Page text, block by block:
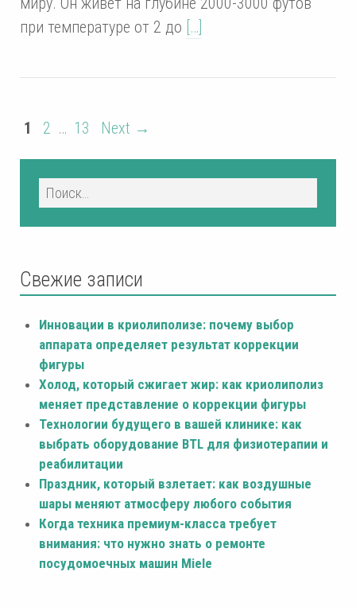
при температуре от 2 до […]
1 2 … 13 Next →
Свежие записи
Инновации в криолиполизе: почему выбор
аппарата определяет результат коррекции
фигуры
Холод, который сжигает жир: как криолиполиз
меняет представление о коррекции фигуры
Технологии будущего в вашей клинике: как
выбрать оборудование BTL для физиотерапии и
реабилитации
Праздник, который взлетает: как воздушные
шары меняют атмосферу любого события
Когда техника премиум-класса требует
внимания: что нужно знать о ремонте
посудомоечных машин Miele